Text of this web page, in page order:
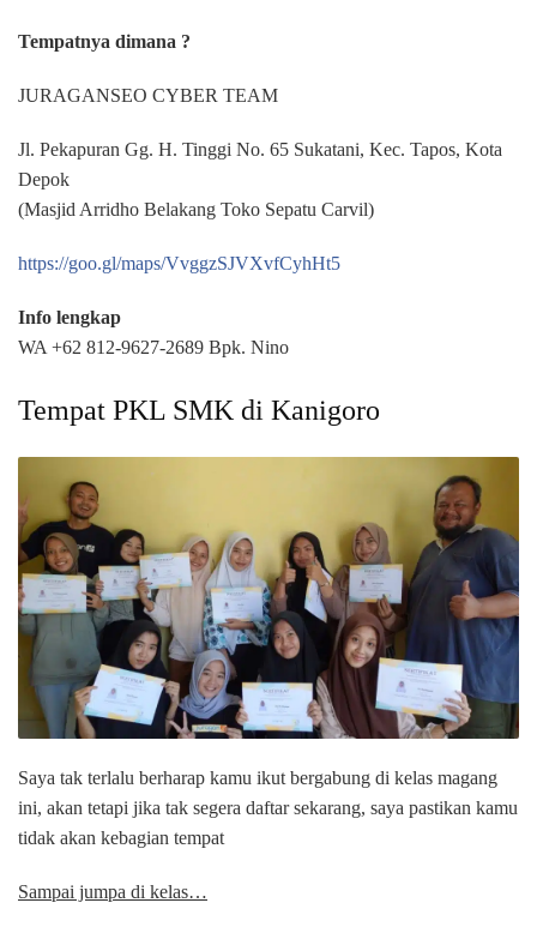
Tempatnya dimana ?
JURAGANSEO CYBER TEAM
Jl. Pekapuran Gg. H. Tinggi No. 65 Sukatani, Kec. Tapos, Kota
Depok
(Masjid Arridho Belakang Toko Sepatu Carvil)
https://goo.gl/maps/VvggzSJVXvfCyhHt5
Info lengkap
WA +62 812-9627-2689 Bpk. Nino
Tempat PKL SMK di Kanigoro
Saya tak terlalu berharap kamu ikut bergabung di kelas magang
ini, akan tetapi jika tak segera daftar sekarang, saya pastikan kamu
tidak akan kebagian tempat
Sampai jumpa di kelas…